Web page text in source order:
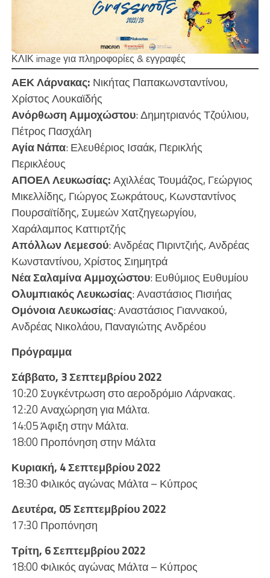
ΚΛΙΚ image για πληροφορίες & εγγραφές
ΑΕΚ Λάρνακας: Νικήτας Παπακωνσταντίνου,
Χρίστος Λουκαϊδής
Ανόρθωση Αμμοχώστου: Δημητριανός Τζούλιου,
Πέτρος Πασχάλη
Αγία Νάπα: Ελευθέριος Ισαάκ, Περικλής
Περικλέους
ΑΠΟΕΛ Λευκωσίας:Αχιλλέας Τουμάζος, Γεώργιος
Μικελλίδης, Γιώργος Σωκράτους, Κωνσταντίνος
Πουρσαϊτίδης, Συμεών Χατζηγεωργίου,
Χαράλαμπος Καττιρτζής
Απόλλων Λεμεσού: Ανδρέας Πιριντζιής, Ανδρέας
Κωνσταντίνου, Χρίστος Σιημητρά
Νέα Σαλαμίνα Αμμοχώστου: Ευθύμιος Ευθυμίου
Ολυμπιακός Λευκωσίας: Αναστάσιος Πισιήας
Ομόνοια Λευκωσίας: Αναστάσιος Γιαννακού,
Ανδρέας Νικολάου, Παναγιώτης Ανδρέου
Πρόγραμμα
Σάββατο, 3 Σεπτεμβρίου 2022
10:20 Συγκέντρωση στο αεροδρόμιο Λάρνακας.
12:20 Αναχώρηση για Μάλτα.
14:05 Άφιξη στην Μάλτα.
18:00 Προπόνηση στην Μάλτα
Κυριακή, 4 Σεπτεμβρίου 2022
18:30 Φιλικός αγώνας Μάλτα – Κύπρος
Δευτέρα, 05 Σεπτεμβρίου 2022
17:30 Προπόνηση
Τρίτη, 6 Σεπτεμβρίου 2022
18:00 Φιλικός αγώνας Μάλτα – Κύπρος